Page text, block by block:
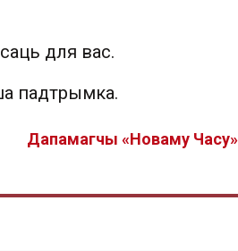
для вас.
падтрымка.
Дапамагчы «Новаму Часу»